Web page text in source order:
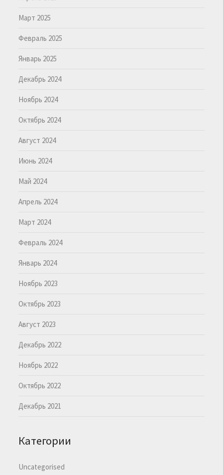
Март 2025
Февраль 2025
Январь 2025
Декабрь 2024
Ноябрь 2024
Октябрь 2024
Август 2024
Июнь 2024
Май 2024
Апрель 2024
Март 2024
Февраль 2024
Январь 2024
Ноябрь 2023
Октябрь 2023
Август 2023
Декабрь 2022
Ноябрь 2022
Октябрь 2022
Декабрь 2021
Категории
Uncategorised